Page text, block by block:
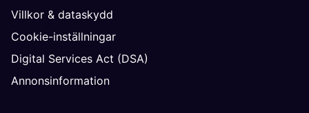
Villkor & dataskydd
Cookie-inställningar
Digital Services Act (DSA)
Annonsinformation